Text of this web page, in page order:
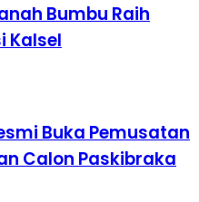
Bumbu Raih
Kalsel
Buka Pemusatan
Calon Paskibraka